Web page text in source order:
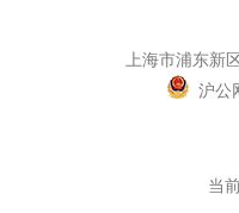
上海市浦东新
沪公
当